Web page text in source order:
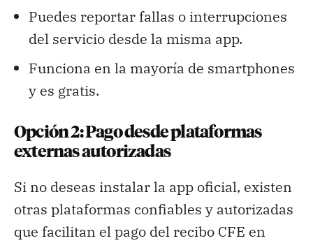
Puedes reportar fallas o interrupciones
del servicio desde la misma app.
Funciona en la mayoría de smartphones
y es gratis.
Opción 2: Pago desde plataformas
externas autorizadas
Si no deseas instalar la app oficial, existen
otras plataformas confiables y autorizadas
que facilitan el pago del recibo CFE en